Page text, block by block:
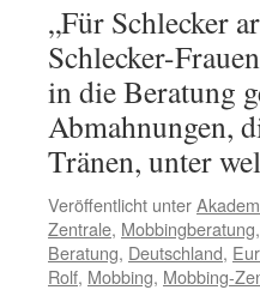
„Für Schlecker
Schlecker-
in die Beratung
Abmahnungen,
Tränen, unter
Veröffentlicht unter
Zentrale, Mobbingberatung,
Beratung, Deutschland,
Rolf, Mobbing, Mobbing-